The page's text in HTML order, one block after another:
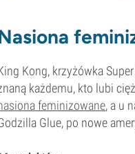
Kong, krzyżówka
każdemu, kto lubi
feminizowane, a u
Glue, po nowe